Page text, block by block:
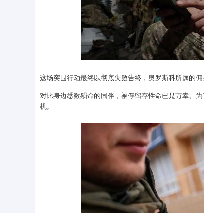
这场突围行动最终以彻底失败告终，奥罗斯科所属的
对比身边悉数殒命的同伴，被俘留存性命已是万幸。
机。